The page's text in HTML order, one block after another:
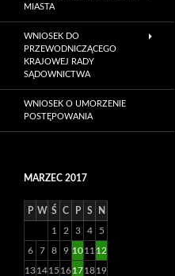
MIASTA
WNIOSEK DO
PRZEWODNICZĄCEGO
KRAJOWEJ RADY
SĄDOWNICTWA
WNIOSEK O UMORZENIE
POSTĘPOWANIA
MARZEC 2017
P W Ś C P S N
1 2 3 4 5
6 7 8 9 1011 12
131415 16171819